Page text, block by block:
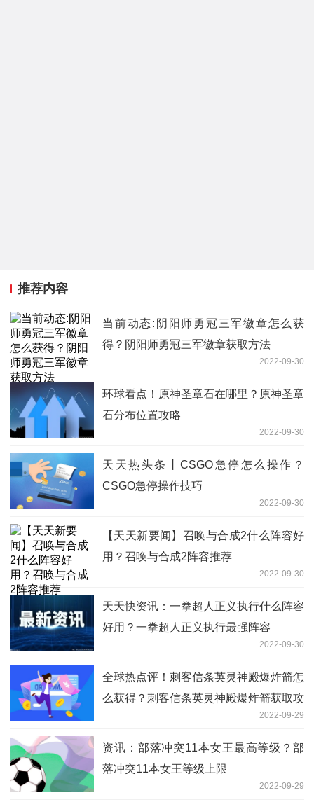
推荐内容
当前动态:阴阳师勇冠三军徽章怎么获
得？阴阳师勇冠三军徽章获取方法
2022-09-30
环球看点！原神圣章石在哪里？原神圣章
石分布位置攻略
2022-09-30
天天热头条丨CSGO急停怎么操作？
CSGO急停操作技巧
2022-09-30
【天天新要闻】召唤与合成2什么阵容好
用？召唤与合成2阵容推荐
2022-09-30
天天快资讯：一拳超人正义执行什么阵容
好用？一拳超人正义执行最强阵容
2022-09-30
全球热点评！刺客信条英灵神殿爆炸箭怎
么获得？刺客信条英灵神殿爆炸箭获取攻
2022-09-29
资讯：部落冲突11本女王最高等级？部
落冲突11本女王等级上限
2022-09-29